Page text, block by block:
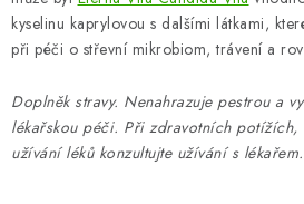
kyselinu kaprylovou s dalšími látkami,
při péči o střevní mikrobiom, trávení a
Doplněk stravy. Nenahrazuje pestrou a
lékařskou péči. Při zdravotních potížích,
užívání léků konzultujte užívání s lékařem.